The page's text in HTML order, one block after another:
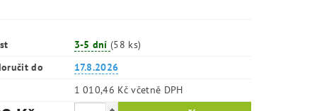
3-5 dní(58 ks)
do
17.8.2026
1 010,46 Kč včetně DPH